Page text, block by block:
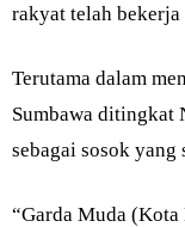
rakyat telah bekerja
Terutama dalam
Sumbawa ditingkat
sebagai sosok yang
“Garda Muda